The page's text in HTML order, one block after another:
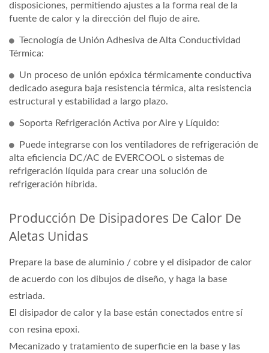
disposiciones, permitiendo ajustes a la forma real de la
fuente de calor y la dirección del flujo de aire.
Tecnología de Unión Adhesiva de Alta Conductividad
Térmica:
Un proceso de unión epóxica térmicamente conductiva
dedicado asegura baja resistencia térmica, alta resistencia
estructural y estabilidad a largo plazo.
Soporta Refrigeración Activa por Aire y Líquido:
Puede integrarse con los ventiladores de refrigeración de
alta eficiencia DC/AC de EVERCOOL o sistemas de
refrigeración líquida para crear una solución de
refrigeración híbrida.
Producción De Disipadores De Calor De
Aletas Unidas
Prepare la base de aluminio / cobre y el disipador de calor
de acuerdo con los dibujos de diseño, y haga la base
estriada.
El disipador de calor y la base están conectados entre sí
con resina epoxi.
Mecanizado y tratamiento de superficie en la base y las